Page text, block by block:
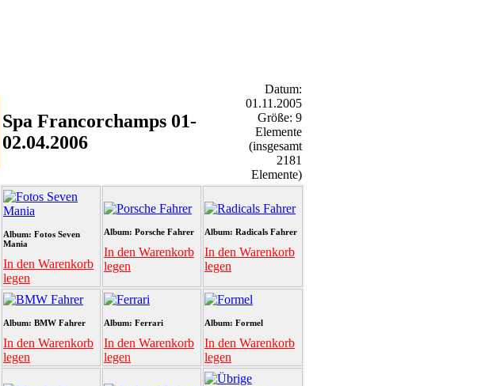
Spa Francorchamps 01-
02.04.2006
Datum:
01.11.2005
Größe: 9
Elemente
(insgesamt
2181
Elemente)
Album: Fotos Seven
Mania
In den Warenkorb
legen
Album: Porsche Fahrer
In den Warenkorb
legen
Album: Radicals Fahrer
In den Warenkorb
legen
Album: BMW Fahrer
In den Warenkorb
legen
Album: Ferrari
In den Warenkorb
legen
Album: Formel
In den Warenkorb
legen